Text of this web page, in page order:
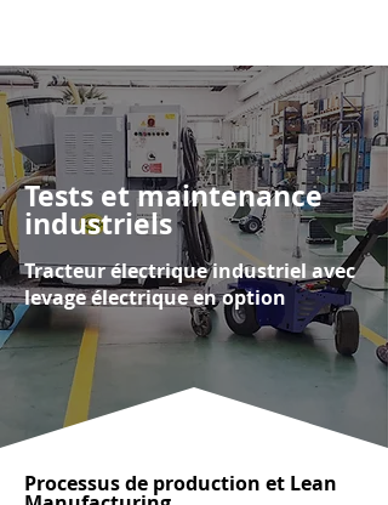
Tests et maintenance
industriels
Tracteur électrique industriel avec
levage électrique en option
Processus de production et Lean